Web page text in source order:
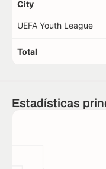
City
UEFA Youth League
Total
Estadísticas